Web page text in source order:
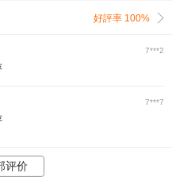
好評率 100%
7***2
7***7
评价